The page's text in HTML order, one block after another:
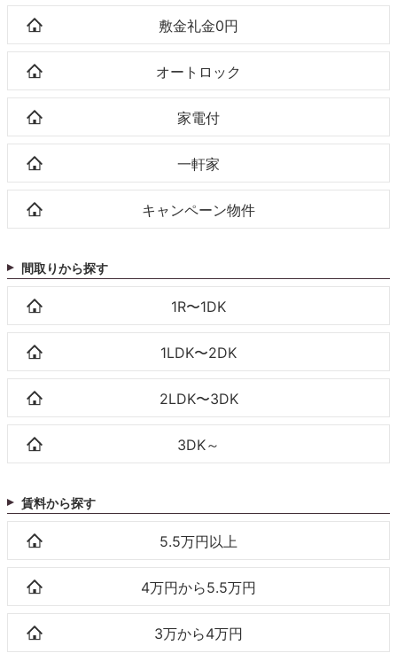
敷金礼金0円
オートロック
家電付
一軒家
キャンペーン物件
間取りから探す
1R〜1DK
1LDK〜2DK
2LDK〜3DK
3DK～
賃料から探す
5.5万円以上
4万円から5.5万円
3万から4万円